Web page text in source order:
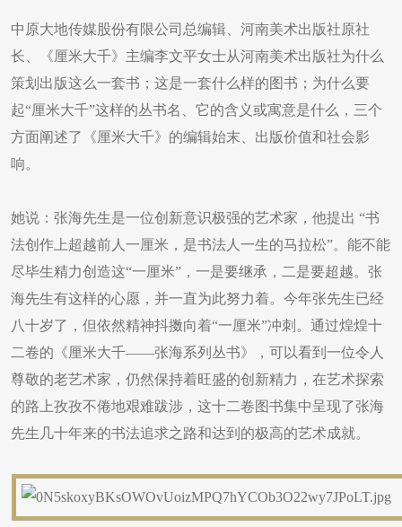
中原大地传媒股份有限公司总编辑、河南美术出版社原社
长、《厘米大千》主编李文平女士从河南美术出版社为什么
策划出版这么一套书；这是一套什么样的图书；为什么要
起“厘米大千”这样的丛书名、它的含义或寓意是什么，三个
方面阐述了《厘米大千》的编辑始末、出版价值和社会影
响。
她说：张海先生是一位创新意识极强的艺术家，他提出 “书
法创作上超越前人一厘米，是书法人一生的马拉松”。能不能
尽毕生精力创造这“一厘米”，一是要继承，二是要超越。张
海先生有这样的心愿，并一直为此努力着。今年张先生已经
八十岁了，但依然精神抖擞向着“一厘米”冲刺。通过煌煌十
二卷的《厘米大千——张海系列丛书》，可以看到一位令人
尊敬的老艺术家，仍然保持着旺盛的创新精力，在艺术探索
的路上孜孜不倦地艰难跋涉，这十二卷图书集中呈现了张海
先生几十年来的书法追求之路和达到的极高的艺术成就。